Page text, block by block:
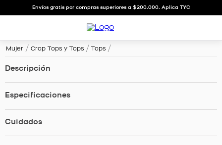
Envíos gratis por compras superiores a $200.000. Aplica TYC
Mujer Crop Tops y Tops Tops
Descripción
Especificaciones
Cuidados